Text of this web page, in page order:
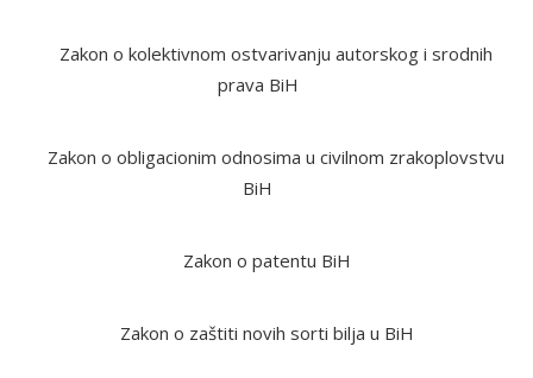
Zakon o kolektivnom ostvarivanju autorskog i srodnih
prava BiH
Zakon o obligacionim odnosima u civilnom zrakoplovstvu
BiH
Zakon o patentu BiH
Zakon o zaštiti novih sorti bilja u BiH